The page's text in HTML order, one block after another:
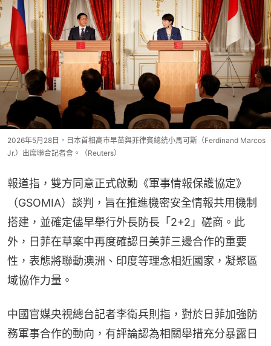
2026年5月28日，日本首相高市早苗與菲律賓總統小馬可斯（Ferdinand Marcos
Jr.）出席聯合記者會。（Reuters）
報道指，雙方同意正式啟動《軍事情報保護協定》
（GSOMIA）談判，旨在推進機密安全情報共用機制
搭建，並確定儘早舉行外長防長「2+2」磋商。此
外，日菲在草案中再度確認日美菲三邊合作的重要
性，表態將聯動澳洲、印度等理念相近國家，凝聚區
域協作力量。
中國官媒央視總台記者李衛兵則指，對於日菲加強防
務軍事合作的動向，有評論認為相關舉措充分暴露日